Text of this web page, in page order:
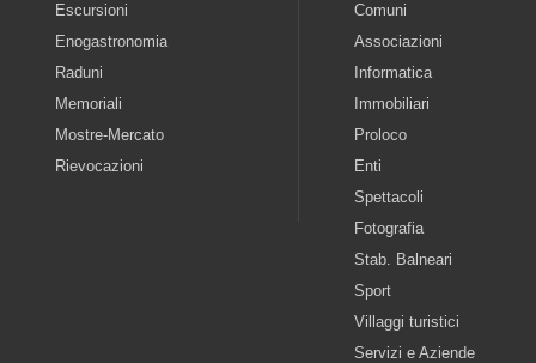
Escursioni
Enogastronomia
Raduni
Memoriali
Mostre-Mercato
Rievocazioni
Comuni
Associazioni
Informatica
Immobiliari
Proloco
Enti
Spettacoli
Fotografia
Stab. Balneari
Sport
Villaggi turistici
Servizi e Aziende